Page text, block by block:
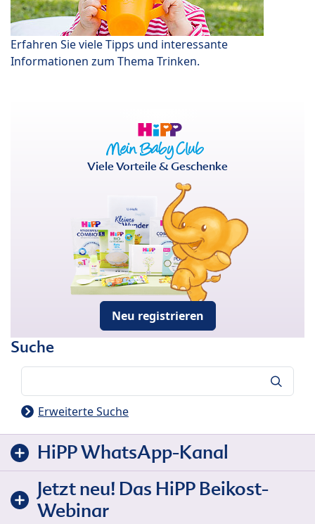
Erfahren Sie viele Tipps und interessante
Informationen zum Thema Trinken.
Viele Vorteile & Geschenke
Neu registrieren
Suche
Erweiterte Suche
HiPP WhatsApp-Kanal
Jetzt neu! Das HiPP Beikost-
Webinar